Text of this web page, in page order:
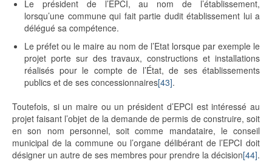
Le président de l’EPCI, au nom de l’établissement,
lorsqu’une commune qui fait partie dudit établissement lui a
délégué sa compétence.
Le préfet ou le maire au nom de l’Etat lorsque par exemple le
projet porte sur des travaux, constructions et installations
réalisés pour le compte de l’État, de ses établissements
publics et de ses concessionnaires[43].
Toutefois, si un maire ou un président d’EPCI est intéressé au
projet faisant l’objet de la demande de permis de construire, soit
en son nom personnel, soit comme mandataire, le conseil
municipal de la commune ou l’organe délibérant de l’EPCI doit
désigner un autre de ses membres pour prendre la décision[44].